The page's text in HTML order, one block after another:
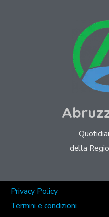
della
Privacy Policy
Termini e condizioni